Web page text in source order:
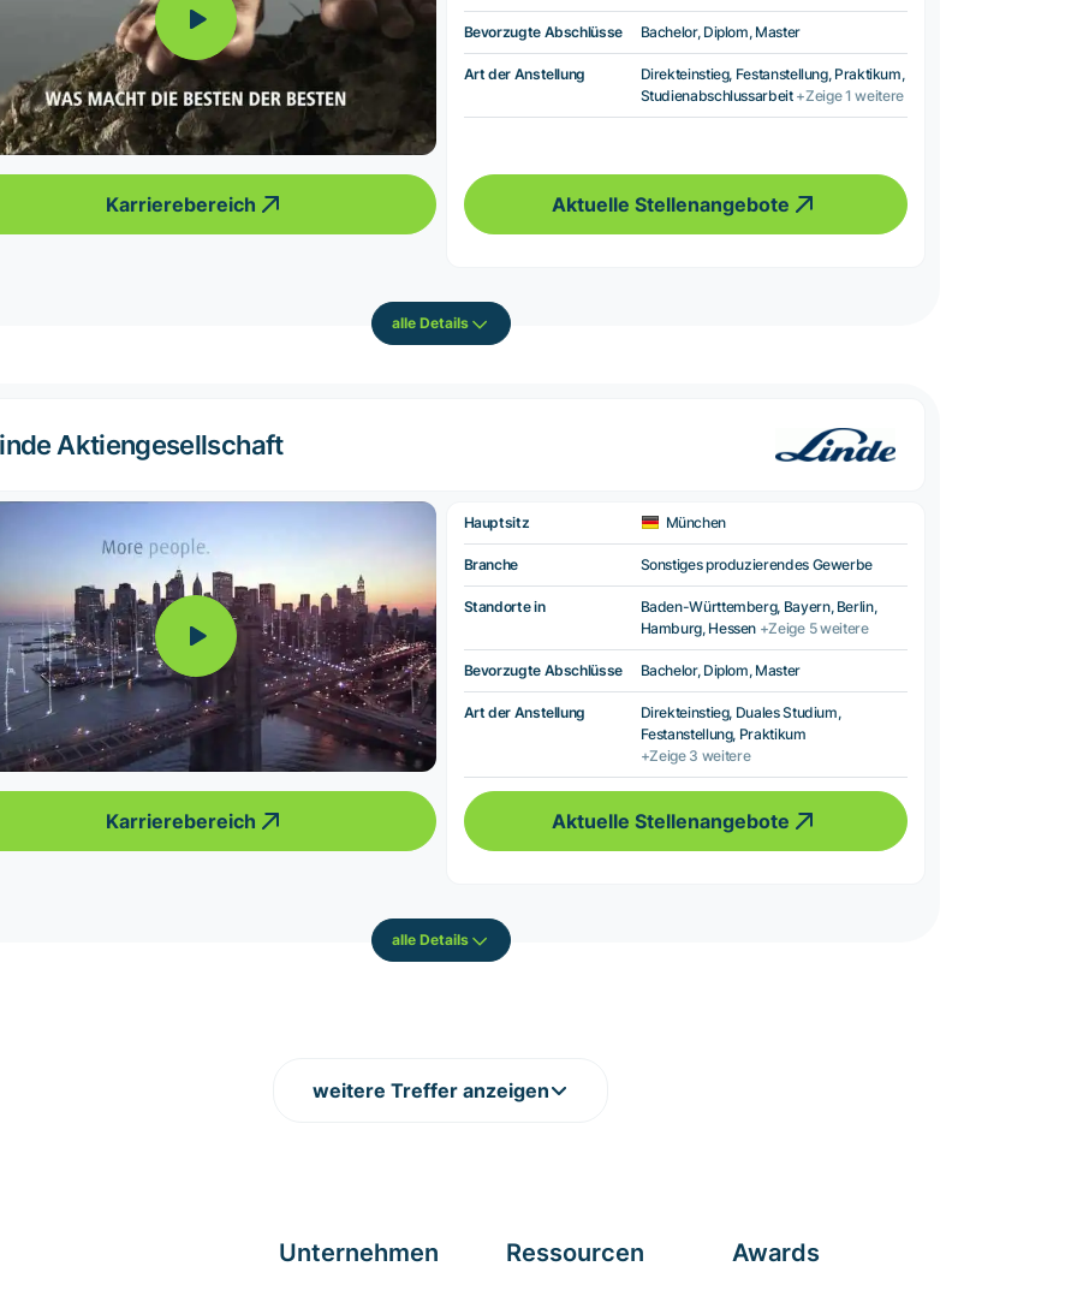
Karrierebereich
Bevorzugte Abschlüsse Bachelor, Diplom, Master
Art der Anstellung
Direkteinstieg, Festanstellung, Praktikum,
Studienabschlussarbeit +Zeige 1 weitere
Aktuelle Stellenangebote
alle Details
Aktiengesellschaft
Karrierebereich
Hauptsitz München
Branche Sonstiges produzierendes Gewerbe
Standorte in
Baden-Württemberg, Bayern, Berlin,
Hamburg, Hessen +Zeige 5 weitere
Bevorzugte Abschlüsse Bachelor, Diplom, Master
Art der Anstellung
Direkteinstieg, Duales Studium,
Festanstellung, Praktikum
+Zeige 3 weitere
Aktuelle Stellenangebote
alle Details
weitere Treffer anzeigen
Unternehmen Ressourcen Awards